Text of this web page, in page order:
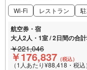
Wi-Fi レストラン
航空券・宿
大人2人・1室 / 2日間の合
￥221,046
￥176,837 （税込）
（1人あたり¥88,418・税込